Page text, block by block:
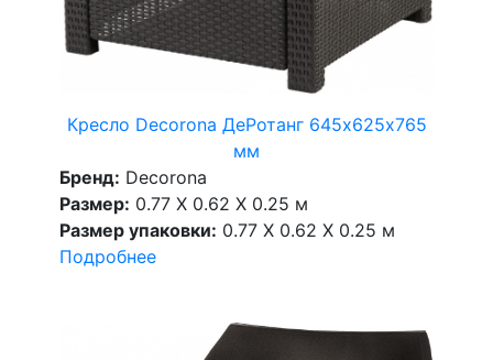
Кресло Decorona ДеРотанг 645х625х765
мм
Бренд: Decorona
Размер: 0.77 X 0.62 X 0.25 м
Размер упаковки: 0.77 X 0.62 X 0.25 м
Подробнее